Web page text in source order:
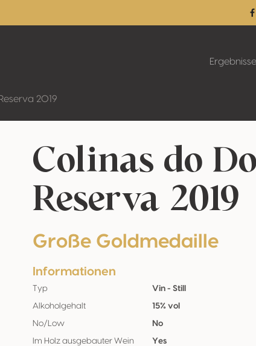
2019
Colinas do
Reserva 2019
Große Goldmedaille
Informationen
Typ Vin - Still
Alkoholgehalt 15% vol
No/Low No
Im Holz ausgebauter Wein Yes